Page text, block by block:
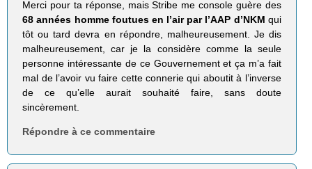
Merci pour ta réponse, mais Stribe me console guère des
68 années homme foutues en l’air par l’AAP d’NKM qui
tôt ou tard devra en répondre, malheureusement. Je dis
malheureusement, car je la considère comme la seule
personne intéressante de ce Gouvernement et ça m’a fait
mal de l’avoir vu faire cette connerie qui aboutit à l’inverse
de ce qu’elle aurait souhaité faire, sans doute
sincèrement.
Répondre à ce commentaire